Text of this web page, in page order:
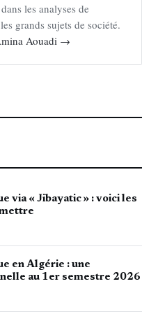
les analyses de
grands sujets de société.
Aouadi →
via « Jibayatic » : voici les
en Algérie : une
au 1er semestre 2026